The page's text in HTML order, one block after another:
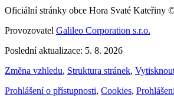
Oficiální stránky obce Hora Svaté Kateřiny
Provozovatel Galileo Corporation s.r.o.
Poslední aktualizace: 5. 8. 2026
Změna vzhledu, Struktura stránek,
Prohlášení o přístupnosti, Cookies,